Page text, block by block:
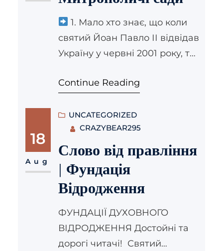
родинами, молоддю та
дітьми, аби спільно молитися,
радіти та святкувати,
підтримуючи справжні
традиції. «В гостях у Василя
1. Мало хто знає, що коли
святий Йоан Павло ІІ відвідав
Україну у червні 2001 року, то
католицьких Митрополичих
комплексу та молився у
каплиці комплексу, яка
виходить у Митрополичі сади.
2. Сади були одним із
улюблених місць
Митрополита Андрея
Шептицького, який часто
проводив там свій час у
молитві.
Continue Reading
18
Aug
UNCATEGORIZED
CRAZYBEAR295
Слово від правління
| Фундація
Відродження
ФУНДАЦІЇ ДУХОВНОГО
ВІДРОДЖЕННЯ Достойні та
дорогі читачі! Святий